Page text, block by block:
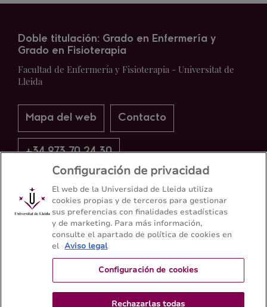
Doble titulación: Grado en Enfermería y
Grado en Fisioterapia
Facultad de Enfermería y Fisioterapia - Universitat de
Lleida
Mapa del web Contacto
+34 973 70 24 30
Configuración de privacidad
El web de la Universidad de Lleida utiliza
cookies propias y de terceros para gestionar
sus preferencias con finalidades estadísticas
y de marketing. Para más información,
consulte el apartado de política de cookies en
el Aviso legal
Configuración de cookies
Rechazarlas todas